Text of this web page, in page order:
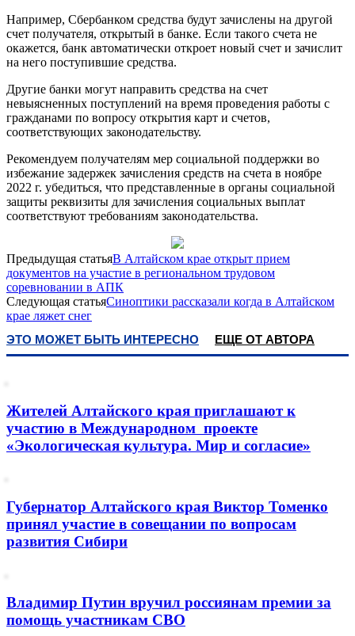
Например, Сбербанком средства будут зачислены на другой
счет получателя, открытый в банке. Если такого счета не
окажется, банк автоматически откроет новый счет и зачислит
на него поступившие средства.
Другие банки могут направить средства на счет
невыясненных поступлений на время проведения работы с
гражданами по вопросу открытия карт и счетов,
соответствующих законодательству.
Рекомендуем получателям мер социальной поддержки во
избежание задержек зачисления средств на счета в ноябре
2022 г. убедиться, что представленные в органы социальной
защиты реквизиты для зачисления социальных выплат
соответствуют требованиям законодательства.
Предыдущая статьяВ Алтайском крае открыт прием
документов на участие в региональном трудовом
соревновании в АПК
Следующая статьяСиноптики рассказали когда в Алтайском
крае ляжет снег
ЭТО МОЖЕТ БЫТЬ ИНТЕРЕСНО ЕЩЕ ОТ АВТОРА
Жителей Алтайского края приглашают к
участию в Международном проекте
«Экологическая культура. Мир и согласие»
Губернатор Алтайского края Виктор Томенко
принял участие в совещании по вопросам
развития Сибири
Владимир Путин вручил россиянам премии за
помощь участникам СВО